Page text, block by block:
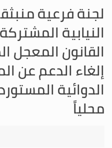
لجنة فرعية
النيابية
القانون المعجل
إلغاء الدعم عن
الدوائية
محلياً